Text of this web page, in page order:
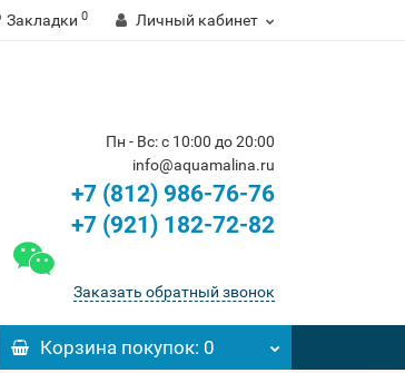
Закладки 0 Личный кабинет
Пн - Вс: с 10:00 до 20:00
info@aquamalina.ru
+7 (812) 986-76-76
+7 (921) 182-72-82
Заказать обратный звонок
Корзинапокупок: 0